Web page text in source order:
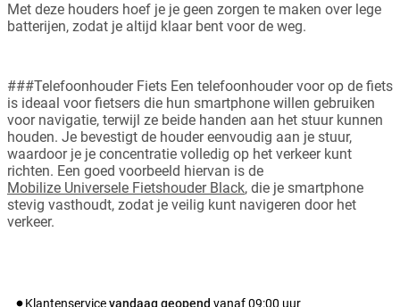
Met deze houders hoef je je geen zorgen te maken over lege
batterijen, zodat je altijd klaar bent voor de weg.
###Telefoonhouder Fiets Een telefoonhouder voor op de fiets
is ideaal voor fietsers die hun smartphone willen gebruiken
voor navigatie, terwijl ze beide handen aan het stuur kunnen
houden. Je bevestigt de houder eenvoudig aan je stuur,
waardoor je je concentratie volledig op het verkeer kunt
richten. Een goed voorbeeld hiervan is de
Mobilize Universele Fietshouder Black, die je smartphone
stevig vasthoudt, zodat je veilig kunt navigeren door het
verkeer.
Klantenservicevandaag geopend vanaf09:00 uur